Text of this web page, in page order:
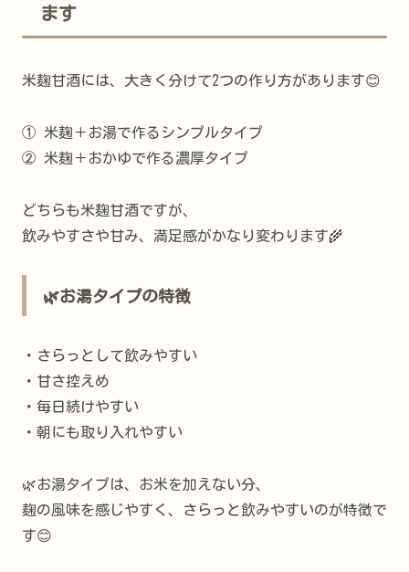
ます
米麹甘酒には、大きく分けて2つの作り方があります😊
① 米麹＋お湯で作るシンプルタイプ
② 米麹＋おかゆで作る濃厚タイプ
どちらも米麹甘酒ですが、
飲みやすさや甘み、満足感がかなり変わります🌾
🌿お湯タイプの特徴
・さらっとして飲みやすい
・甘さ控えめ
・毎日続けやすい
・朝にも取り入れやすい
🌿お湯タイプは、お米を加えない分、
麹の風味を感じやすく、さらっと飲みやすいのが特徴で
す😊